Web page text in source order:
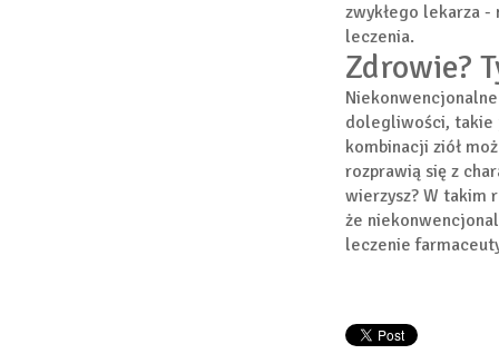
zwykłego lekarza
leczenia.
Zdrowie?
dolegliwości, takie
kombinacji ziół
rozprawią się z
wierzysz? W takim
że
leczenie